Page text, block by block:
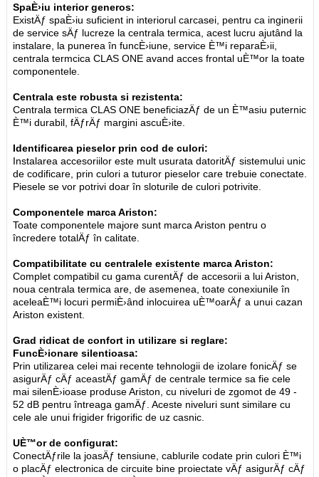
SpaÈ›iu interior generos:
ExistÄƒ spaÈ›iu suficient in interiorul carcasei, pentru ca inginerii
de service sÄƒ lucreze la centrala termica, acest lucru ajutând la
instalare, la punerea în funcÈ›iune, service È™i reparaÈ›ii,
centrala termcica CLAS ONE avand acces frontal uÈ™or la toate
componentele.
Centrala este robusta si rezistenta:
Centrala termica CLAS ONE beneficiazÄƒ de un È™asiu puternic
È™i durabil, fÄƒrÄƒ margini ascuÈ›ite.
Identificarea pieselor prin cod de culori:
Instalarea accesoriilor este mult usurata datoritÄƒ sistemului unic
de codificare, prin culori a tuturor pieselor care trebuie conectate.
Piesele se vor potrivi doar în sloturile de culori potrivite.
Componentele marca Ariston:
Toate componentele majore sunt marca Ariston pentru o
încredere totalÄƒ în calitate.
Compatibilitate cu centralele existente marca Ariston:
Complet compatibil cu gama curentÄƒ de accesorii a lui Ariston,
noua centrala termica are, de asemenea, toate conexiunile în
aceleaÈ™i locuri permiÈ›ând inlocuirea uÈ™oarÄƒ a unui cazan
Ariston existent.
Grad ridicat de confort in utilizare si reglare:
FuncÈ›ionare silentioasa:
Prin utilizarea celei mai recente tehnologii de izolare fonicÄƒ se
asigurÄƒ cÄƒ aceastÄƒ gamÄƒ de centrale termice sa fie cele
mai silenÈ›ioase produse Ariston, cu niveluri de zgomot de 49 -
52 dB pentru întreaga gamÄƒ. Aceste niveluri sunt similare cu
cele ale unui frigider frigorific de uz casnic.
UÈ™or de configurat:
ConectÄƒrile la joasÄƒ tensiune, cablurile codate prin culori È™i
o placÄƒ electronica de circuite bine proiectate vÄƒ asigurÄƒ cÄƒ